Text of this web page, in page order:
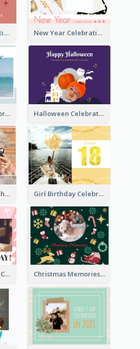
Christmas Celebration Photo Book New Year Celebration Photo Book
Mother's Day Celebration Photo Book Halloween Celebration Photo Book
Celebrating 70 Birthday Celebration Photo Book Girl Birthday Celebration Photo Book
Memphis Birthday Celebration Photo Book Christmas Memories Photo Book